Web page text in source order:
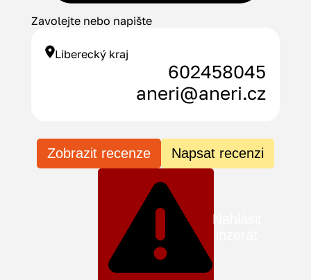
Zavolejte nebo napište
Liberecký kraj
602458045
aneri@aneri.cz
Zobrazit recenze Napsat recenzi
Nahlásit